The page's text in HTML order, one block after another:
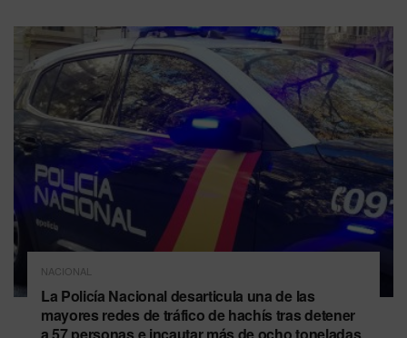
NACIONAL
La Policía Nacional desarticula una de las
mayores redes de tráfico de hachís tras detener